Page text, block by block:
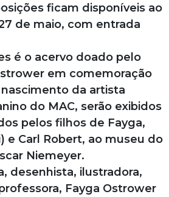
ficam disponíveis ao
de maio, com entrada
é o acervo doado pelo
em comemoração
da artista
do MAC, serão exibidos
pelos filhos de Fayga,
e Carl Robert, ao museu do
Niemeyer.
desenhista, ilustradora,
Fayga Ostrower